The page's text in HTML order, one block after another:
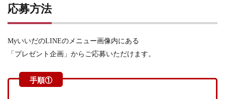
応募方法
MyいいだのLINEのメニュー画像内にある
「プレゼント企画」からご応募いただけます。